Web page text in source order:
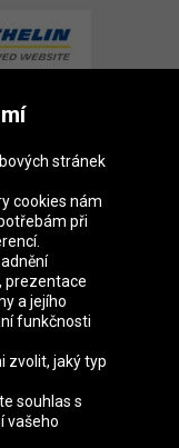
España
Nederland
stránek
cookies nám
při
prezentace
a jejího
funkčnosti
zvolit, jaký typ
souhlas s
vašeho